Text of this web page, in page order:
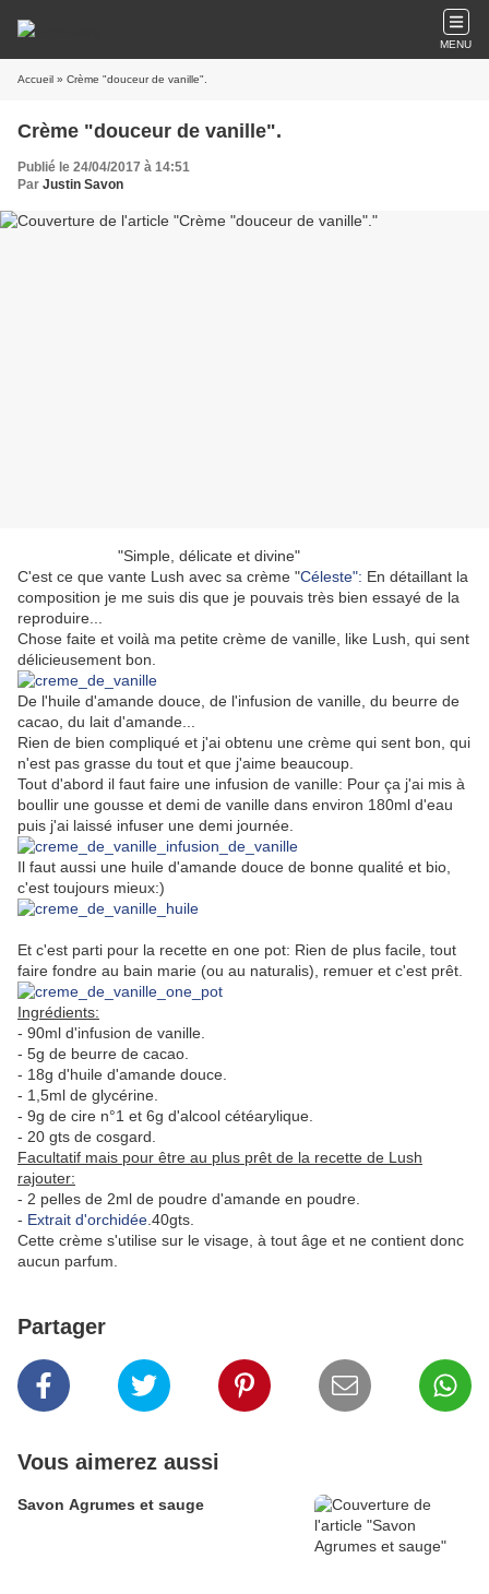
MENU
Accueil » Crème "douceur de vanille".
Crème "douceur de vanille".
Publié le 24/04/2017 à 14:51
Par Justin Savon
"Simple, délicate et divine"
C'est ce que vante Lush avec sa crème "Céleste": En détaillant la
composition je me suis dis que je pouvais très bien essayé de la
reproduire...
Chose faite et voilà ma petite crème de vanille, like Lush, qui sent
délicieusement bon.
De l'huile d'amande douce, de l'infusion de vanille, du beurre de
cacao, du lait d'amande...
Rien de bien compliqué et j'ai obtenu une crème qui sent bon, qui
n'est pas grasse du tout et que j'aime beaucoup.
Tout d'abord il faut faire une infusion de vanille: Pour ça j'ai mis à
boullir une gousse et demi de vanille dans environ 180ml d'eau
puis j'ai laissé infuser une demi journée.
Il faut aussi une huile d'amande douce de bonne qualité et bio,
c'est toujours mieux:)
Et c'est parti pour la recette en one pot: Rien de plus facile, tout
faire fondre au bain marie (ou au naturalis), remuer et c'est prêt.
Ingrédients:
- 90ml d'infusion de vanille.
- 5g de beurre de cacao.
- 18g d'huile d'amande douce.
- 1,5ml de glycérine.
- 9g de cire n°1 et 6g d'alcool cétéarylique.
- 20 gts de cosgard.
Facultatif mais pour être au plus prêt de la recette de Lush
rajouter:
- 2 pelles de 2ml de poudre d'amande en poudre.
- Extrait d'orchidée .40gts.
Cette crème s'utilise sur le visage, à tout âge et ne contient donc
aucun parfum.
Partager
Vous aimerez aussi
Savon Agrumes et sauge